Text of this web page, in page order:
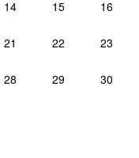
14 15 16
21 22 23
28 29 30